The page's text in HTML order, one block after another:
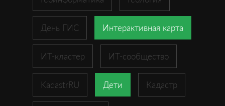
День ГИС Интерактивная карта
ИТ-кластер ИТ-сообщество
KadastrRU Дети Кадастр